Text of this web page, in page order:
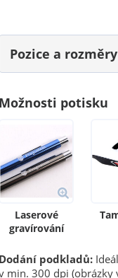
Pozice a rozměry
Možnosti potisku
Laserové
gravírování
Dodání podkladů:
min. 300 dpi (obrázky